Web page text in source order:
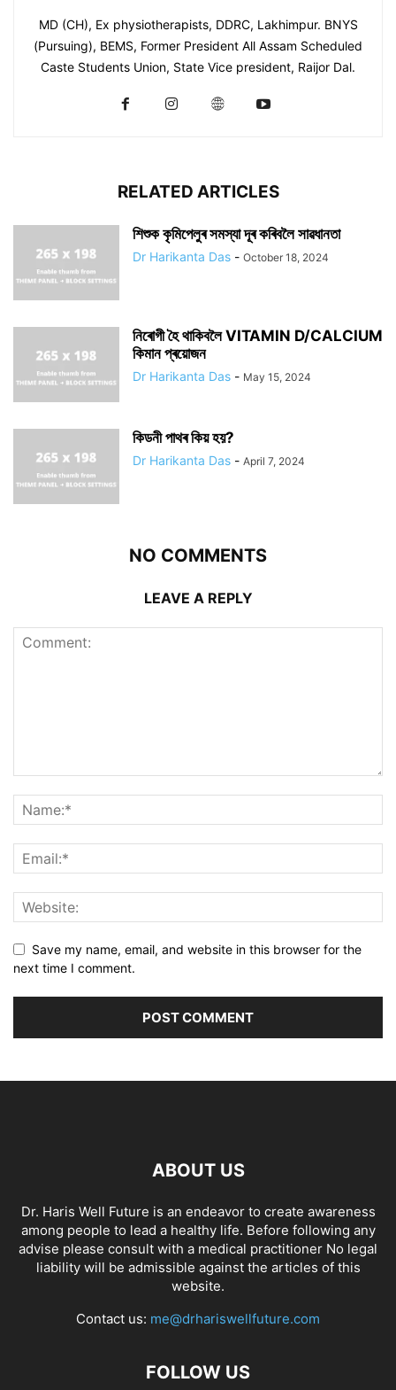
MD (CH), Ex physiotherapists, DDRC, Lakhimpur. BNYS
(Pursuing), BEMS, Former President All Assam Scheduled
Caste Students Union, State Vice president, Raijor Dal.
RELATED ARTICLES
শিশুক কৃমিপেলুৰ সমস্যা দূৰ কৰিবলৈ সাৱধানতা
Dr Harikanta Das - October 18, 2024
নিৰোগী হৈ থাকিবলৈ VITAMIN D/CALCIUM
কিমান প্ৰয়োজন
Dr Harikanta Das - May 15, 2024
কিডনী পাথৰ কিয় হয়?
Dr Harikanta Das - April 7, 2024
NO COMMENTS
LEAVE A REPLY
Save my name, email, and website in this browser for the
next time I comment.
ABOUT US
Dr. Haris Well Future is an endeavor to create awareness
among people to lead a healthy life. Before following any
advise please consult with a medical practitioner No legal
liability will be admissible against the articles of this
website.
Contact us: me@drhariswellfuture.com
FOLLOW US